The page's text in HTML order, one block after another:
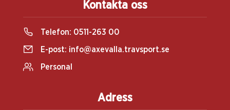
Kontakta oss
Telefon: 0511-263 00
E-post: info@axevalla.travsport.se
Personal
Adress